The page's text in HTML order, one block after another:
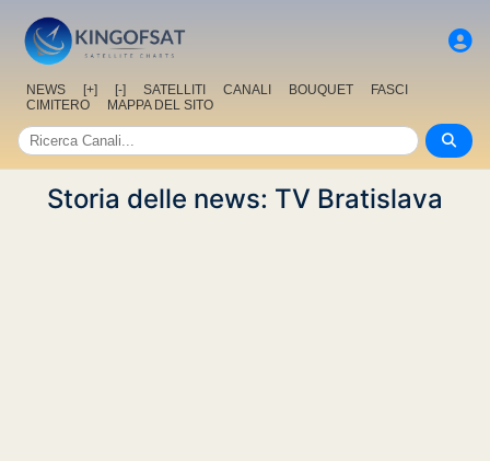
NEWS [+] [-] SATELLITI CANALI BOUQUET
FASCI
CIMITERO
MAPPA DEL SITO
Storia delle news: TV Bratislava